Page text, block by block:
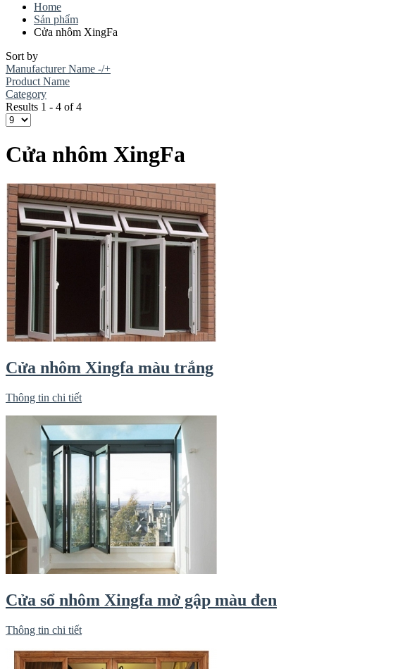
Home
Sản phẩm
Cửa nhôm XingFa
Sort by
Manufacturer Name -/+
Product Name
Category
Results 1 - 4 of 4
Cửa nhôm XingFa
Cửa nhôm Xingfa màu trắng
Thông tin chi tiết
Cửa sổ nhôm Xingfa mở gập màu đen
Thông tin chi tiết